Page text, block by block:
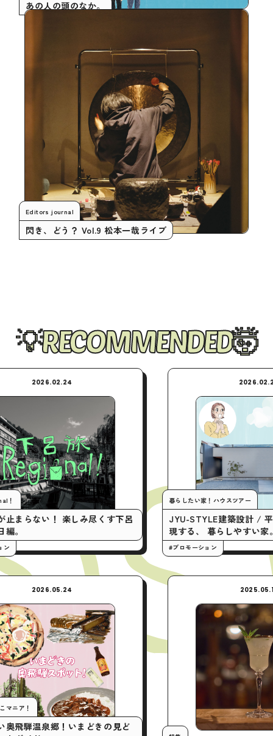
あの人の頭のなか。
Editors journal
閃き、どう？ Vol.9 松本一哉ライブ
RECOMMENDED
楽しみ尽くす下呂
暮らしたい家！ハウスツアー
JYU-STYLE建築設計 / 平屋の間取り
現する、 暮らしやすい家。
#プロモーション
今月の行くとこマニア！
いまアツい奥飛騨温泉郷！いまどきの見ど